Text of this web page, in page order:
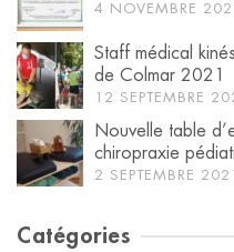
4 NOVEMBRE
Staff médical
de Colmar 2021
12 SEPTEMBRE
Nouvelle table
chiropraxie
2 SEPTEMBRE 2021
Catégories